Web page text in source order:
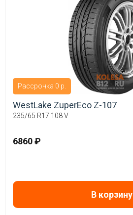
Рассрочка 0 р.
WestLake ZuperEco Z-107
235/65 R17 108 V
6860 ₽
В корзину